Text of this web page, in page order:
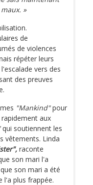
»
de
de violences
répéter leurs
vers des
des preuves
"Mankind"pour
aux
qui soutiennent les
vêtements. Linda
raconte
son mari l'a
son mari a été
l'a plus frappée.